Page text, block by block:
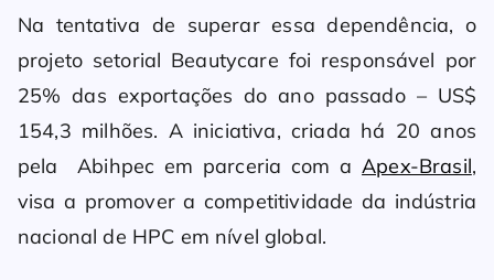
Na tentativa de superar essa dependência, o
projeto setorial Beautycare foi responsável por
25% das exportações do ano passado – US$
154,3 milhões. A iniciativa, criada há 20 anos
pela Abihpec em parceria com aApex-Brasil,
visa a promover a competitividade da indústria
nacional de HPC em nível global.